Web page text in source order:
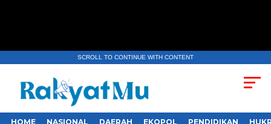
SCROLL TO CONTINUE WITH CONTENT
HOME NASIONAL DAERAH EKOPOL PENDIDIKAN